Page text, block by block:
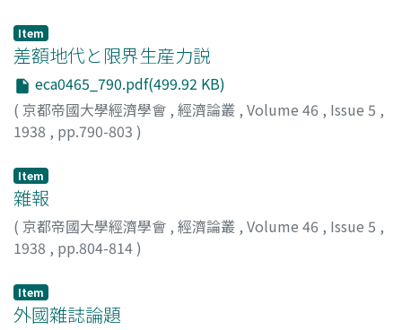
Item
差額地代と限界生産力説
eca0465_790.pdf(499.92 KB)
( 京都帝國大學經濟學會 , 經濟論叢 , Volume 46 , Issue 5 ,
1938 , pp.790-803 )
Item
雜報
( 京都帝國大學經濟學會 , 經濟論叢 , Volume 46 , Issue 5 ,
1938 , pp.804-814)
Item
外國雜誌論題